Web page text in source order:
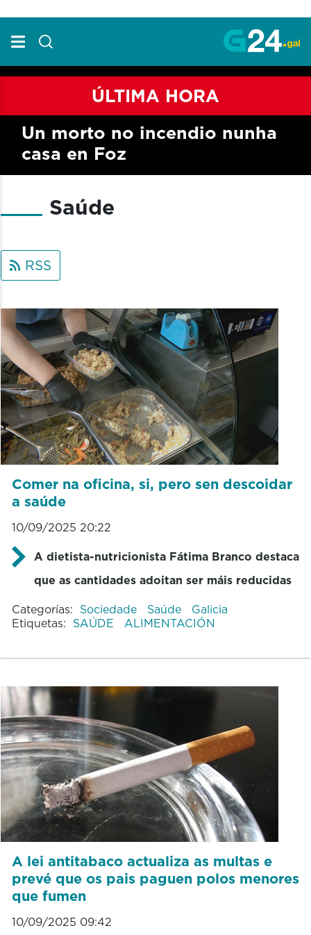
ÚLTIMA HORA
Un morto no incendio nunha
casa en Foz
Saúde
RSS
Comer na oficina, si, pero sen descoidar
a saúde
10/09/2025 20:22
A dietista-nutricionista Fátima Branco destaca
que as cantidades adoitan ser máis reducidas
Categorías: Sociedade Saúde
Galicia
Etiquetas: SAÚDE ALIMENTACIÓN
A lei antitabaco actualiza as multas e
prevé que os pais paguen polos menores
que fumen
10/09/2025 09:42